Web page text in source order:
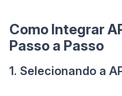
Como Integrar
Passo a Passo
1. Selecionando a